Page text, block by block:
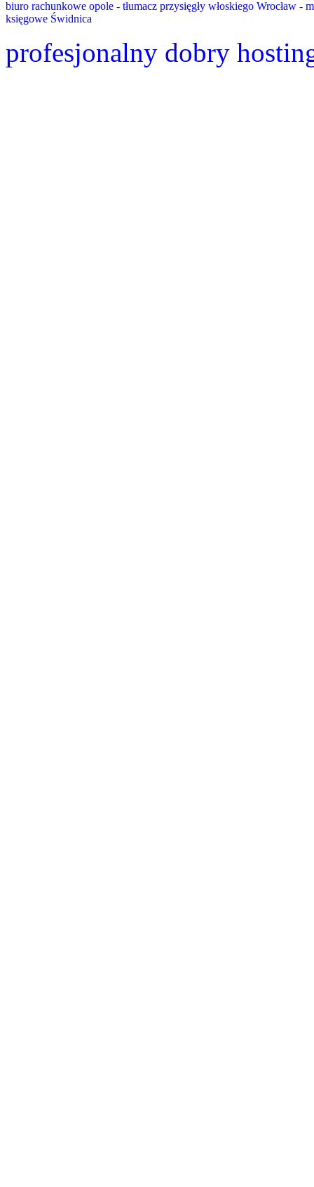
biuro rachunkowe opole - tłumacz przysięgły włoskiego Wrocław -
księgowe Świdnica
profesjonalny dobry